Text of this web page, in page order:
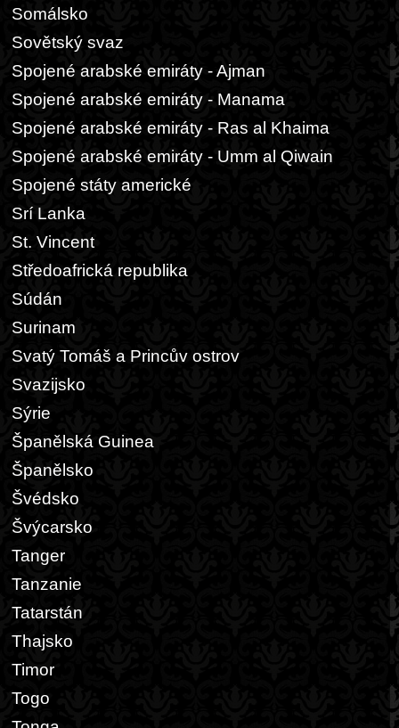
Somálsko
Sovětský svaz
Spojené arabské emiráty - Ajman
Spojené arabské emiráty - Manama
Spojené arabské emiráty - Ras al Khaima
Spojené arabské emiráty - Umm al Qiwain
Spojené státy americké
Srí Lanka
St. Vincent
Středoafrická republika
Súdán
Surinam
Svatý Tomáš a Princův ostrov
Svazijsko
Sýrie
Španělská Guinea
Španělsko
Švédsko
Švýcarsko
Tanger
Tanzanie
Tatarstán
Thajsko
Timor
Togo